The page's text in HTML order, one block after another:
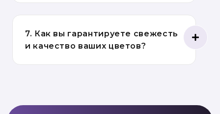
7. Как вы гарантируете свежесть
и качество ваших цветов?